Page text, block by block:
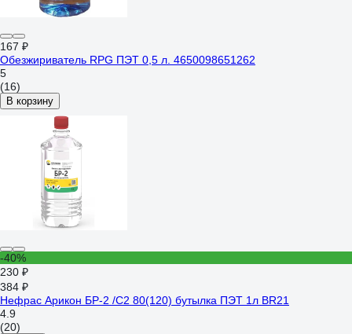
167 ₽
Обезжириватель RPG ПЭТ 0,5 л. 4650098651262
5
(16)
В корзину
-40%
230 ₽
384 ₽
Нефрас Арикон БР-2 /С2 80(120) бутылка ПЭТ 1л BR21
4.9
(20)